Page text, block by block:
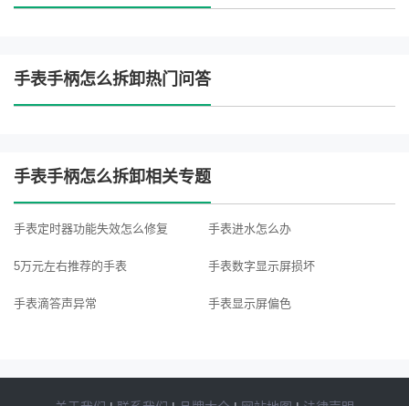
手表手柄怎么拆卸热门问答
手表手柄怎么拆卸相关专题
手表定时器功能失效怎么修复 手表进水怎么办
5万元左右推荐的手表 手表数字显示屏损坏
手表滴答声异常 手表显示屏偏色
手表电池寿命是多久 手表自动上链机芯故障